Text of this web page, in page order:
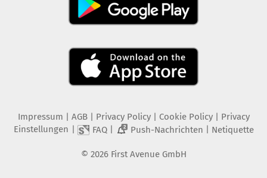
Impressum AGB Privacy Policy| Cookie Policy| Privacy
Einstellungen
FAQ| 2 Push-Nachrichten Netiquette
© 2026 First Avenue GmbH